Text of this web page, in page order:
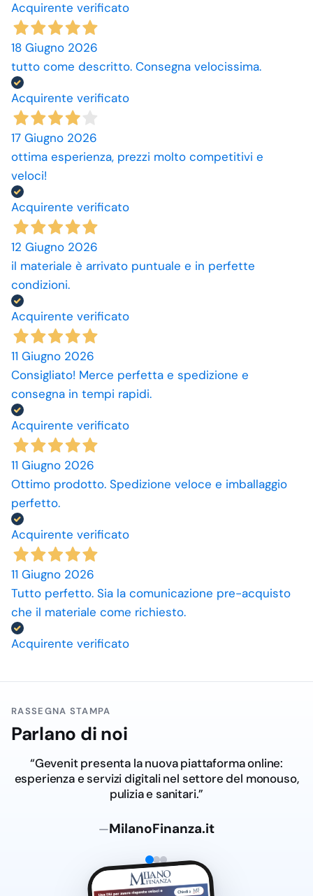
Acquirente verificato
18 Giugno 2026
tutto come descritto. Consegna velocissima.
Acquirente verificato
17 Giugno 2026
ottima esperienza, prezzi molto competitivi e
veloci!
Acquirente verificato
12 Giugno 2026
il materiale è arrivato puntuale e in perfette
condizioni.
Acquirente verificato
11 Giugno 2026
Consigliato! Merce perfetta e spedizione e
consegna in tempi rapidi.
Acquirente verificato
11 Giugno 2026
Ottimo prodotto. Spedizione veloce e imballaggio
perfetto.
Acquirente verificato
11 Giugno 2026
Tutto perfetto. Sia la comunicazione pre-acquisto
che il materiale come richiesto.
Acquirente verificato
RASSEGNA STAMPA
Parlano di noi
“Dal Salento al digitale: Ge.ven.it lancia la nuova
piattaforma online dedicata al settore del monouso,
pulizia e sanitari.”
—Adnkronos.com